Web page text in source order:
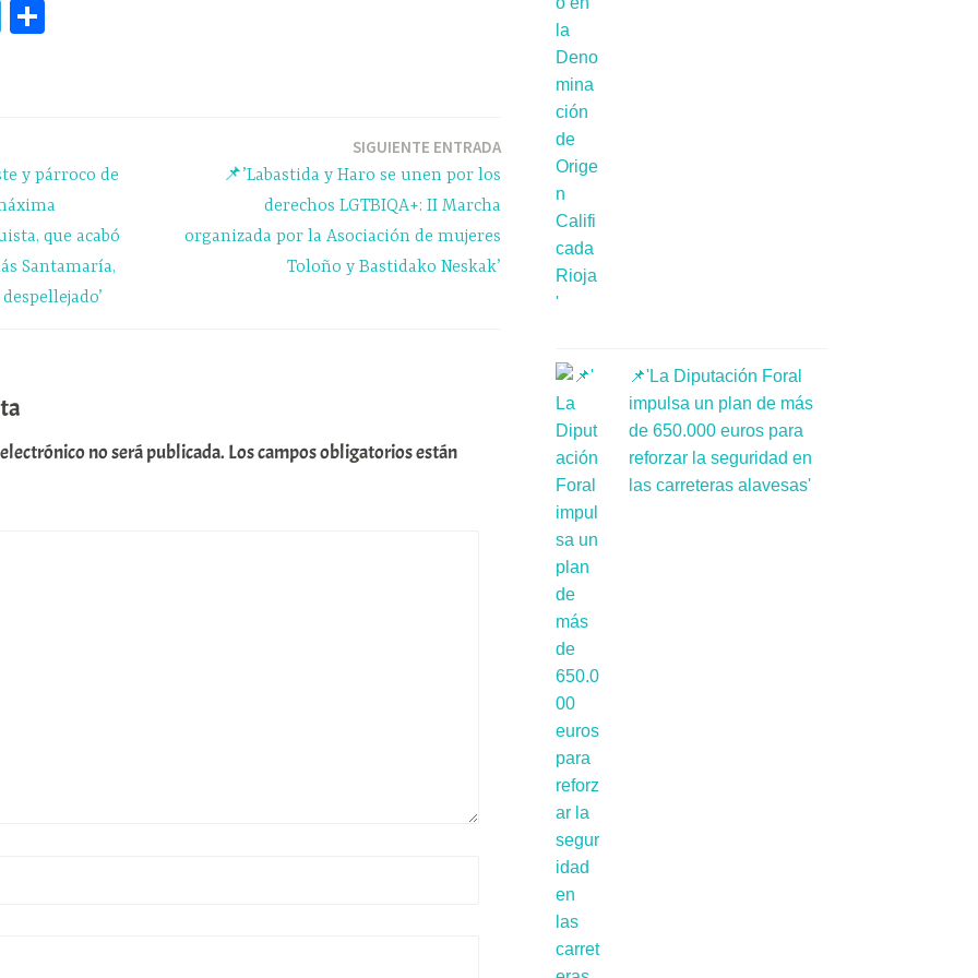
Te
rti
r
y párroco de
que acabó
Santamaría,
SIGUIENTE ENTRADA
📌’Labastida y Haro se unen por los
derechos LGTBIQA+: II Marcha
organizada por la Asociación de mujeres
Toloño y Bastidako Neskak’
no será publicada. Los campos obligatorios están
📌'La Diputación Foral
impulsa un plan de más
de 650.000 euros para
reforzar la seguridad en
las carreteras alavesas'